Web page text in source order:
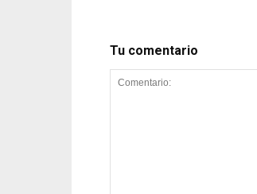
Tu comentario